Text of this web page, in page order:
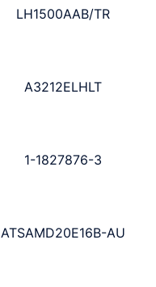
LH1500AAB/TR
A3212ELHLT
1-1827876-3
ATSAMD20E16B-AU